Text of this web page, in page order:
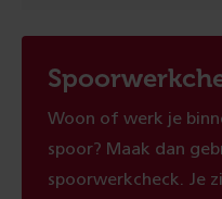
Woon of werk je
spoor? Maak dan
spoorwerkcheck. Je